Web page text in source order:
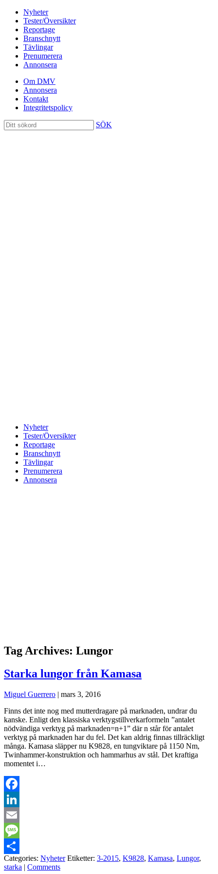
Nyheter
Tester/Översikter
Reportage
Branschnytt
Tävlingar
Prenumerera
Annonsera
Om DMV
Annonsera
Kontakt
Integritetspolicy
SÖK
Nyheter
Tester/Översikter
Reportage
Branschnytt
Tävlingar
Prenumerera
Annonsera
Tag Archives: Lungor
Starka lungor från Kamasa
Miguel Guerrero | mars 3, 2016
Finns det inte nog med mutterdragare på marknaden, undrar du
kanske. Enligt den klassiska verktygstillverkarformeln ”antalet
nödvändiga verktyg på marknaden=n+1” där n står för antalet
verktyg på marknaden har du fel. Det kan aldrig finnas tillräckligt
många. Kamasa släpper nu K9828, en tungviktare på 1150 Nm,
Twinhammer-konstruktion och hammarhus av stål. Det kraftiga
momentet i…
Facebook
LinkedIn
Email
Message
Dela
Categories: Nyheter Etiketter: 3-2015, K9828, Kamasa, Lungor,
starka | Comments